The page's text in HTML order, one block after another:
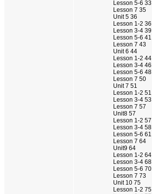
Lesson 5-6 33
Lesson 7 35
Unit 5 36
Lesson 1-2 36
Lesson 3-4 39
Lesson 5-6 41
Lesson 7 43
Unit 6 44
Lesson 1-2 44
Lesson 3-4 46
Lesson 5-6 48
Lesson 7 50
Unit 7 51
Lesson 1-2 51
Lesson 3-4 53
Lesson 7 57
Unit8 57
Lesson 1-2 57
Lesson 3-4 58
Lesson 5-6 61
Lesson 7 64
Unit9 64
Lesson 1-2 64
Lesson 3-4 68
Lesson 5-6 70
Lesson 7 73
Unit 10 75
Lesson 1-2 75